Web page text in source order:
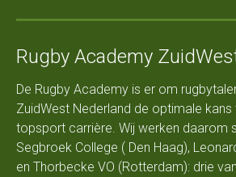
Rugby Academy
De Rugby Academy is er om
ZuidWest Nederland de optimale
topsport carrière. Wij werken daarom
Segbroek College ( Den Haag),
en Thorbecke VO (Rotterdam): drie